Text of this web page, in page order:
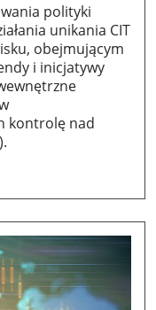
polityki
unikania CIT
obejmującym
i inicjatywy
kontrolę nad